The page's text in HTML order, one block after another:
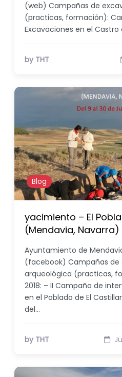
(web) Campañas de
(practicas, formación):
Excavaciones en el
by THT
Blog
yacimiento – El
(Mendavia, Navarra)
Ayuntamiento de
(facebook) Campañas de
arqueológica (practicas,
2018: – II Campaña de
en el Poblado de El
del…
by THT